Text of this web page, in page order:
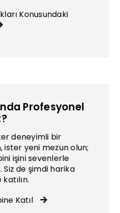
Konusundaki
Profesyonel
deneyimli bir
ister yeni mezun olun;
işini sevenlerle
de şimdi harika
Katıl